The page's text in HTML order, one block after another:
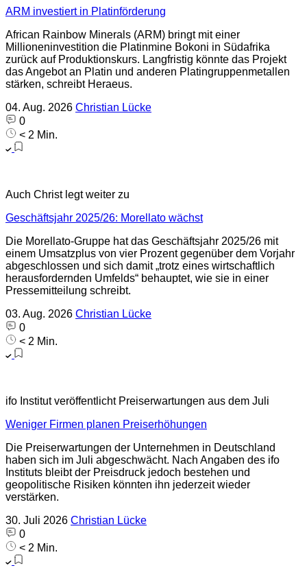
ARM investiert in Platinförderung
African Rainbow Minerals (ARM) bringt mit einer
Millioneninvestition die Platinmine Bokoni in Südafrika
zurück auf Produktionskurs. Langfristig könnte das Projekt
das Angebot an Platin und anderen Platingruppenmetallen
stärken, schreibt Heraeus.
04. Aug. 2026 Christian Lücke
0
< 2 Min.
Auch Christ legt weiter zu
Geschäftsjahr 2025/26: Morellato wächst
Die Morellato-Gruppe hat das Geschäftsjahr 2025/26 mit
einem Umsatzplus von vier Prozent gegenüber dem Vorjahr
abgeschlossen und sich damit „trotz eines wirtschaftlich
herausfordernden Umfelds“ behauptet, wie sie in einer
Pressemitteilung schreibt.
03. Aug. 2026 Christian Lücke
0
< 2 Min.
ifo Institut veröffentlicht Preiserwartungen aus dem Juli
Weniger Firmen planen Preiserhöhungen
Die Preiserwartungen der Unternehmen in Deutschland
haben sich im Juli abgeschwächt. Nach Angaben des ifo
Instituts bleibt der Preisdruck jedoch bestehen und
geopolitische Risiken könnten ihn jederzeit wieder
verstärken.
30. Juli 2026 Christian Lücke
0
< 2 Min.